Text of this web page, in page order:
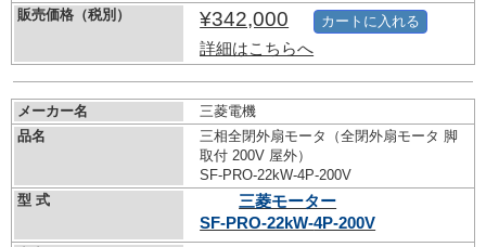
販売価格（税別）
¥342,000
詳細はこちらへ
カートに入れる
メーカー名
三菱電機
品名
三相全閉外扇モータ（全閉外扇モータ 脚
取付 200V 屋外）
SF-PRO-22kW-4P-200V
型 式
三菱モーター
SF-PRO-22kW-4P-200V